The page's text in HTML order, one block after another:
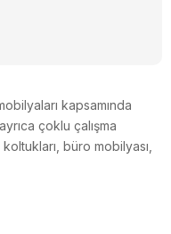
kapsamında
çoklu çalışma
büro mobilyası,
soyunma dolapları,